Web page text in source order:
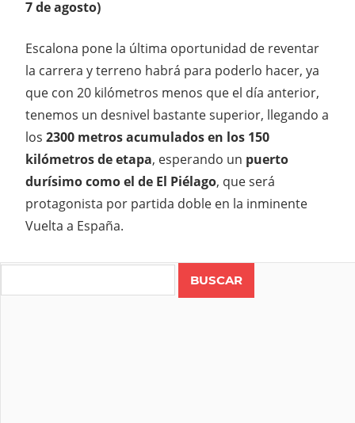
7 de agosto)
Escalona pone la última oportunidad de reventar
la carrera y terreno habrá para poderlo hacer, ya
que con 20 kilómetros menos que el día anterior,
tenemos un desnivel bastante superior, llegando a
los 2300 metros acumulados en los 150
kilómetros de etapa, esperando un puerto
durísimo como el de El Piélago, que será
protagonista por partida doble en la inminente
Vuelta a España.